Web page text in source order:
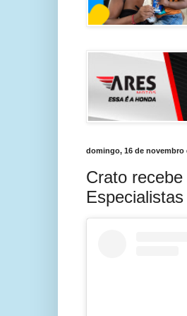
domingo, 16 de novembro
Crato
Especialistas